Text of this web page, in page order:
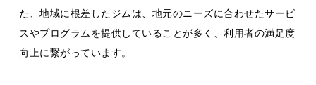
た、地域に根差したジムは、地元のニーズに合わせたサービ
スやプログラムを提供していることが多く、利用者の満足度
向上に繋がっています。